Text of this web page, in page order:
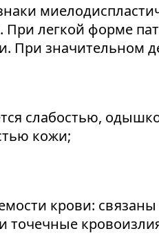
При легкой форме
При значительном
слабостью,
кожи;
крови:
точечные